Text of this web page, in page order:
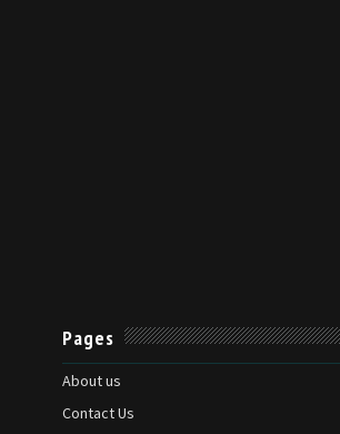
Pages
About us
Contact Us